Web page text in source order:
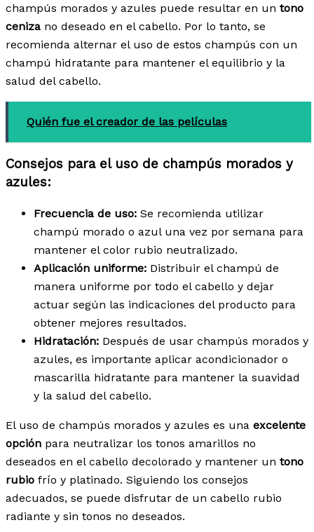
champús morados y azules puede resultar en un tono
ceniza no deseado en el cabello. Por lo tanto, se
recomienda alternar el uso de estos champús con un
champú hidratante para mantener el equilibrio y la
salud del cabello.
Quién fue el creador de las películas
Consejos para el uso de champús morados y
azules:
Frecuencia de uso: Se recomienda utilizar
champú morado o azul una vez por semana para
mantener el color rubio neutralizado.
Aplicación uniforme: Distribuir el champú de
manera uniforme por todo el cabello y dejar
actuar según las indicaciones del producto para
obtener mejores resultados.
Hidratación: Después de usar champús morados y
azules, es importante aplicar acondicionador o
mascarilla hidratante para mantener la suavidad
y la salud del cabello.
El uso de champús morados y azules es una excelente
opción para neutralizar los tonos amarillos no
deseados en el cabello decolorado y mantener un tono
rubio frío y platinado. Siguiendo los consejos
adecuados, se puede disfrutar de un cabello rubio
radiante y sin tonos no deseados.